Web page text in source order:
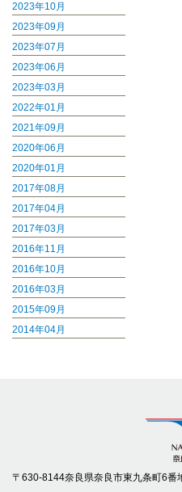
2023年10月
2023年09月
2023年07月
2023年06月
2023年03月
2022年01月
2021年09月
2020年06月
2020年01月
2017年08月
2017年04月
2017年03月
2016年11月
2016年10月
2016年03月
2015年09月
2014年04月
〒630-8144奈良県奈良市東九条町6